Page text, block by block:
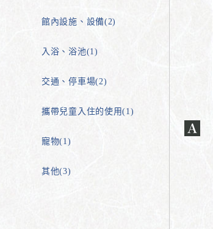
館內設施、設備(2)
入浴、浴池(1)
交通、停車場(2)
攜帶兒童入住的使用(1)
寵物(1)
其他(3)